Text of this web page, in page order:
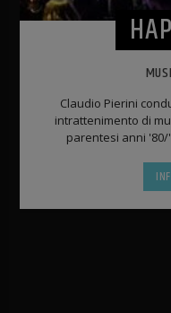
Claudio Pierini
intrattenimento di
parentesi anni '80/